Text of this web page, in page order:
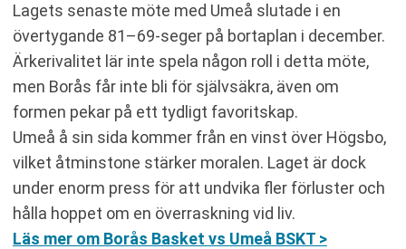
Lagets senaste möte med Umeå slutade i en
övertygande 81–69-seger på bortaplan i december.
Ärkerivalitet lär inte spela någon roll i detta möte,
men Borås får inte bli för självsäkra, även om
formen pekar på ett tydligt favoritskap.
Umeå å sin sida kommer från en vinst över Högsbo,
vilket åtminstone stärker moralen. Laget är dock
under enorm press för att undvika fler förluster och
hålla hoppet om en överraskning vid liv.
Läs mer om Borås Basket vs Umeå BSKT >